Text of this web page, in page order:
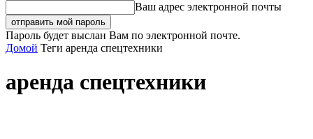
Ваш адрес электронной почты
Пароль будет выслан Вам по электронной почте.
Домой Теги аренда спецтехники
аренда спецтехники